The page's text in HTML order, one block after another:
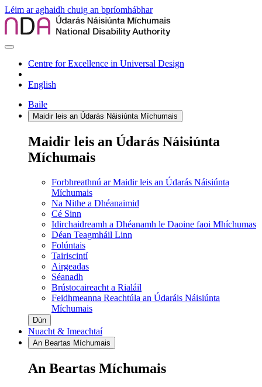
Léim ar aghaidh chuig an bpríomhábhar
Centre for Excellence in Universal Design
English
Baile
Maidir leis an Údarás Náisiúnta Míchumais
Maidir leis an Údarás Náisiúnta
Míchumais
Forbhreathnú ar Maidir leis an Údarás Náisiúnta
Míchumais
Na Nithe a Dhéanaimid
Cé Sinn
Idirchaidreamh a Dhéanamh le Daoine faoi Mhíchumas
Déan Teagmháil Linn
Folúntais
Tairiscintí
Airgeadas
Séanadh
Brústocaireacht a Rialáil
Feidhmeanna Reachtúla an Údaráis Náisiúnta
Míchumais
Dún
Nuacht & Imeachtaí
An Beartas Míchumais
An Beartas Míchumais